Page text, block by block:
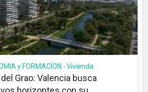
y FORMACÍON • Vivienda
del Grao: Valencia busca